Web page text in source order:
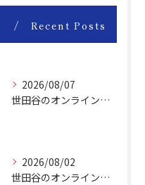
Recent Posts
2026/08/07
世田谷のオンライン肉屋のお肉は美味しいですよ！
2026/08/02
世田谷のオンライン肉屋は厳選輸入牛を取り扱っています。